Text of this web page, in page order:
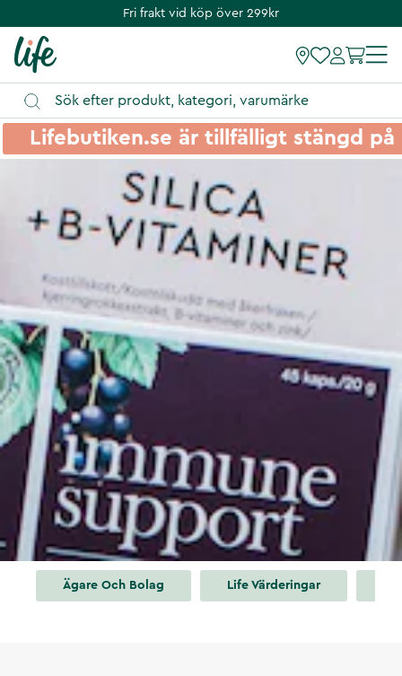
Fri frakt vid köp över 299kr
Lifebutiken.se är tillfälligt stängd
Ägare Och Bolag Life Värderingar